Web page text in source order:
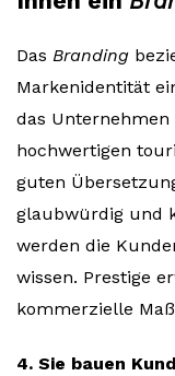
Das Branding
Markenidentität
das
hochwertigen
guten
glaubwürdig und
werden die
wissen. Prestige
kommerzielle
4. Sie bauen